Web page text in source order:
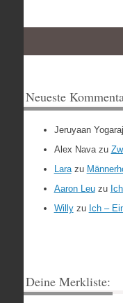
Neueste
Jeruyaan
Alex Navazu
Larazu
Aaron Leuzu
Willyzu Ich –
Deine Merkliste: